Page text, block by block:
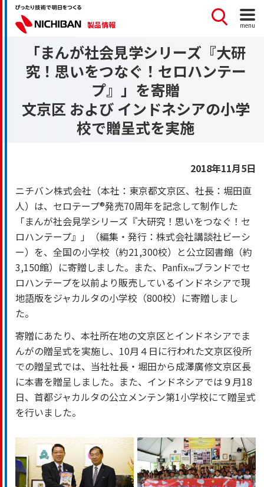
製品情報 menu
「まんが社会見学シリーズ『大研
究！思いをつなぐ！セロハンテー
プ』」を寄贈
文京区 および インドネシアの小学
校で贈呈式を実施
2018年11月5日
ニチバン株式会社（本社：東京都文京区、社長：堀田直
人）は、セロテープ®発売70周年を記念して制作した
「まんが社会見学シリーズ『大研究！思いをつなぐ！セ
ロハンテープ』」（編集・発行：株式会社講談社ビーシ
ー）を、全国の小学校（約21,300校）と公立図書館（約
3,150館）に寄贈しました。また、Panfix™ブランドでセ
ロハンテープを以前より販売しているインドネシアで現
地語版をジャカルタの小学校（800校）に寄贈しまし
た。
寄贈にあたり、本社所在地の文京区とインドネシアでま
んがの贈呈式を実施し、10月４日に行われた文京区役所
での贈呈式では、当社社長・堀田から成澤廣修文京区長
に本書を贈呈しました。また、インドネシアでは９月18
日、首都ジャカルタの公立メンテン第1小学校にて贈呈式
を行いました。